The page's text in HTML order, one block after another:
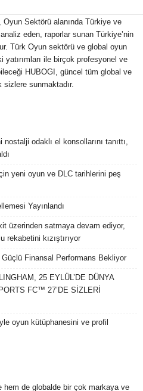
Sektörü alanında Türkiye ve
eden, raporlar sunan Türkiye’nin
Türk Oyun sektörü ve global oyun
ile birçok profesyonel ve
HUBOGI, güncel tüm global ve
sizlere sunmaktadır.
odaklı el konsollarını tanıttı,
yeni oyun ve DLC tarihlerini peş
Yayınlandı
üzerinden satmaya devam ediyor,
kızıştırıyor
Finansal Performans Bekliyor
25 EYLÜL’DE DÜNYA
FC™ 27’DE SİZLERİ
oyun kütüphanesini ve profil
hem de globalde bir çok markaya ve